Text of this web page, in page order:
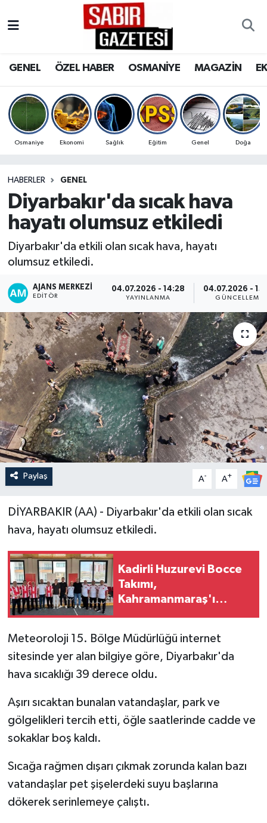
GENEL ÖZEL HABER OSMANİYE MAGAZİN
Osmaniye Ekonomi Sağlık Eğitim Genel Doğa
HABERLER GENEL
Diyarbakır'da sıcak hava
hayatı olumsuz etkiledi
Diyarbakır'da etkili olan sıcak hava, hayatı
olumsuz etkiledi.
AJANS MERKEZI
EDITÖR
04.07.2026 - 14:28
YAYINLANMA
04.07.2026 -
GÜNCELLEME
Paylaş A- A+
DİYARBAKIR (AA) - Diyarbakır'da etkili olan sıcak
hava, hayatı olumsuz etkiledi.
Kadirli Huzurevi Bocce
Takımı,
Kahramanmaraş'ı
Meteoroloji 15. Bölge Müdürlüğü internet
sitesinde yer alan bilgiye göre, Diyarbakır'da
hava sıcaklığı 39 derece oldu.
Aşırı sıcaktan bunalan vatandaşlar, park ve
gölgelikleri tercih etti, öğle saatlerinde cadde ve
sokaklar boş kaldı.
Sıcağa rağmen dışarı çıkmak zorunda kalan bazı
vatandaşlar pet şişelerdeki suyu başlarına
dökerek serinlemeye çalıştı.
OSMANİYE
MAGAZİN
SPOR
RESMİ İLANLAR
Osmaniye Nöbetçi Eczaneler
Osmaniye Trafik Yoğunluk Haritası
Süper Lig Puan Durumu ve Fikstür
Son Dakika Haberleri
Haber Arşivi